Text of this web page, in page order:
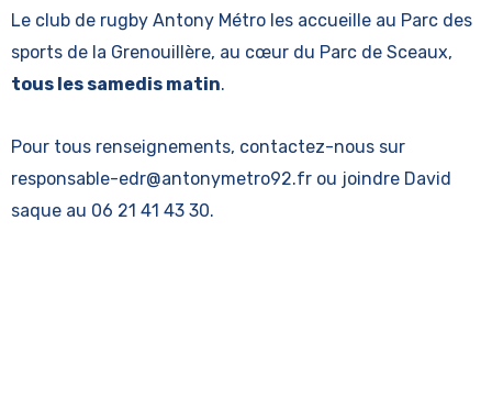
Le club de rugby Antony Métro les accueille au Parc des
sports de la Grenouillère, au cœur du Parc de Sceaux,
tous les samedis matin.
Pour tous renseignements, contactez-nous sur
responsable-edr@antonymetro92.fr ou joindre David
saque au 06 21 41 43 30.